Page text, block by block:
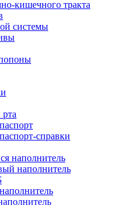
кишечного тракта
системы
справки
наполнитель
наполнитель